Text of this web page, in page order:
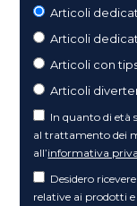
Articoli
Articoli
Articoli con
Articoli
In quanto di età
al trattamento dei
all’informativa
Desidero
relative ai prodotti